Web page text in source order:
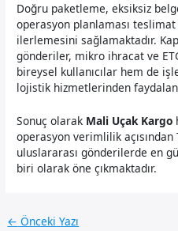
Doğru paketleme, eksiksiz
operasyon planlaması
ilerlemesini sağlamaktadır.
gönderiler, mikro ihracat ve
bireysel kullanıcılar hem de
lojistik hizmetlerinden
Sonuç olarak Mali Uçak Kargo
operasyon verimlilik
uluslararası gönderilerde en
biri olarak öne çıkmaktadır.
← Önceki Yazı